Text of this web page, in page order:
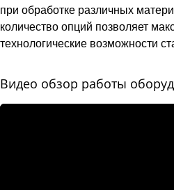
при обработке различных
количество опций позволяет
технологические возможности
Видео обзор работы